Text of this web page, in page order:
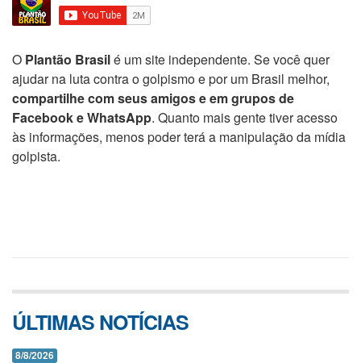
O Plantão Brasilé um site independente. Se você quer
ajudar na luta contra o golpismo e por um Brasil melhor,
compartilhe com seus amigos e em grupos de
Facebook e WhatsApp. Quanto mais gente tiver acesso
às informações, menos poder terá a manipulação da mídia
golpista.
ÚLTIMAS NOTÍCIAS
8/8/2026